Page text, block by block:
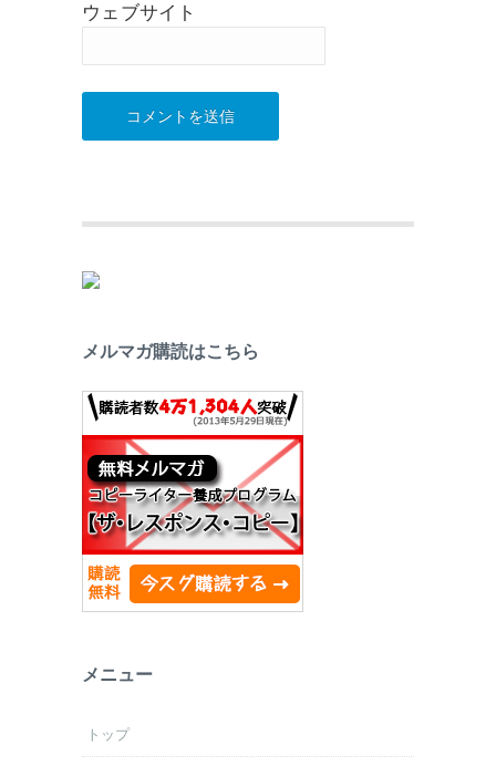
ウェブサイト
メルマガ購読はこちら
メニュー
トップ